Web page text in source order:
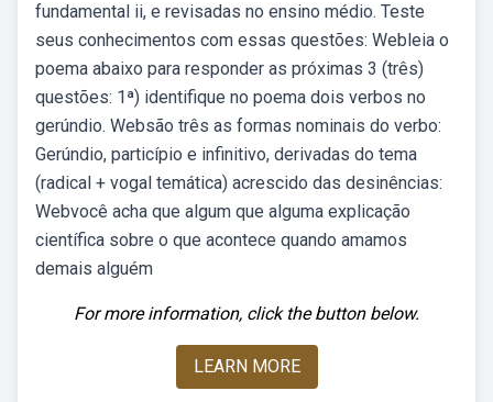
fundamental ii, e revisadas no ensino médio. Teste
seus conhecimentos com essas questões: Webleia o
poema abaixo para responder as próximas 3 (três)
questões: 1ª) identifique no poema dois verbos no
gerúndio. Websão três as formas nominais do verbo:
Gerúndio, particípio e infinitivo, derivadas do tema
(radical + vogal temática) acrescido das desinências:
Webvocê acha que algum que alguma explicação
científica sobre o que acontece quando amamos
demais alguém
For more information, click the button below.
LEARN MORE